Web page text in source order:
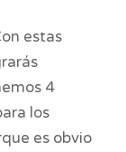
estas
4
los
es obvio